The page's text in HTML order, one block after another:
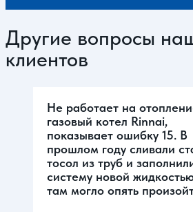
Другие вопросы
клиентов
Не работает на
газовый котел Rinnai,
показывает ошибку 15. В
прошлом году сливали
тосол из труб и
систему новой
там могло опять